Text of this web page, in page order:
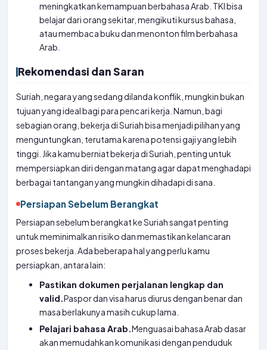
meningkatkan kemampuan berbahasa Arab. TKI bisa
belajar dari orang sekitar, mengikuti kursus bahasa,
atau membaca buku dan menonton film berbahasa
Arab.
Rekomendasi dan Saran
Suriah, negara yang sedang dilanda konflik, mungkin bukan
tujuan yang ideal bagi para pencari kerja. Namun, bagi
sebagian orang, bekerja di Suriah bisa menjadi pilihan yang
menguntungkan, terutama karena potensi gaji yang lebih
tinggi. Jika kamu berniat bekerja di Suriah, penting untuk
mempersiapkan diri dengan matang agar dapat menghadapi
berbagai tantangan yang mungkin dihadapi di sana.
Persiapan Sebelum Berangkat
Persiapan sebelum berangkat ke Suriah sangat penting
untuk meminimalkan risiko dan memastikan kelancaran
proses bekerja. Ada beberapa hal yang perlu kamu
persiapkan, antara lain:
Pastikan dokumen perjalanan lengkap dan
valid.Paspor dan visa harus diurus dengan benar dan
masa berlakunya masih cukup lama.
Pelajari bahasa Arab.Menguasai bahasa Arab dasar
akan memudahkan komunikasi dengan penduduk